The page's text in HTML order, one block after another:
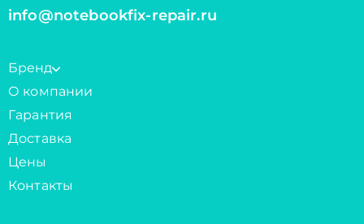
info@notebookfix-repair.ru
Бренд
О компании
Гарантия
Доставка
Цены
Контакты